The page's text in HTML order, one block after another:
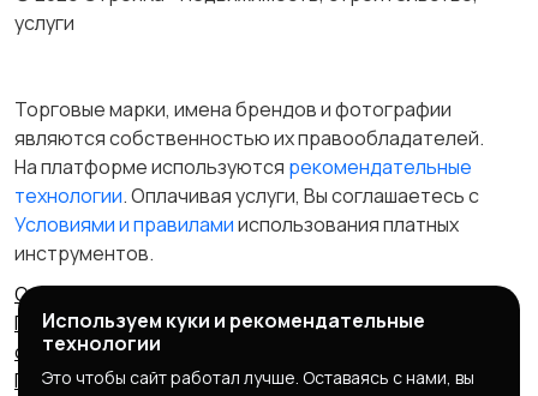
услуги
Торговые марки, имена брендов и фотографии
являются собственностью их правообладателей.
На платформе используются рекомендательные
технологии. Оплачивая услуги, Вы соглашаетесь c
Условиями и правиламииспользования платных
инструментов.
Отказ от ответственности
Правила сервиса
Политика конфиденциальности
Пользовательское
соглашение
Запрещенные товары/услуги
Правообладателям
Партнерская программа
Используем куки и рекомендательные
технологии
Это чтобы сайт работал лучше. Оставаясь с нами, вы